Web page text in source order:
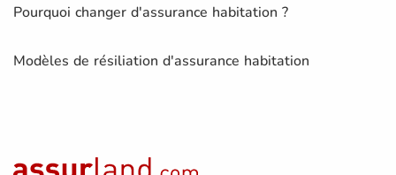
Pourquoi changer d'assurance habitation ?
Modèles de résiliation d'assurance habitation